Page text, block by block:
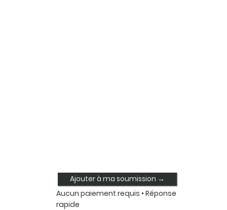
Ajouter à ma soumission →
Aucun paiement requis • Réponse
rapide